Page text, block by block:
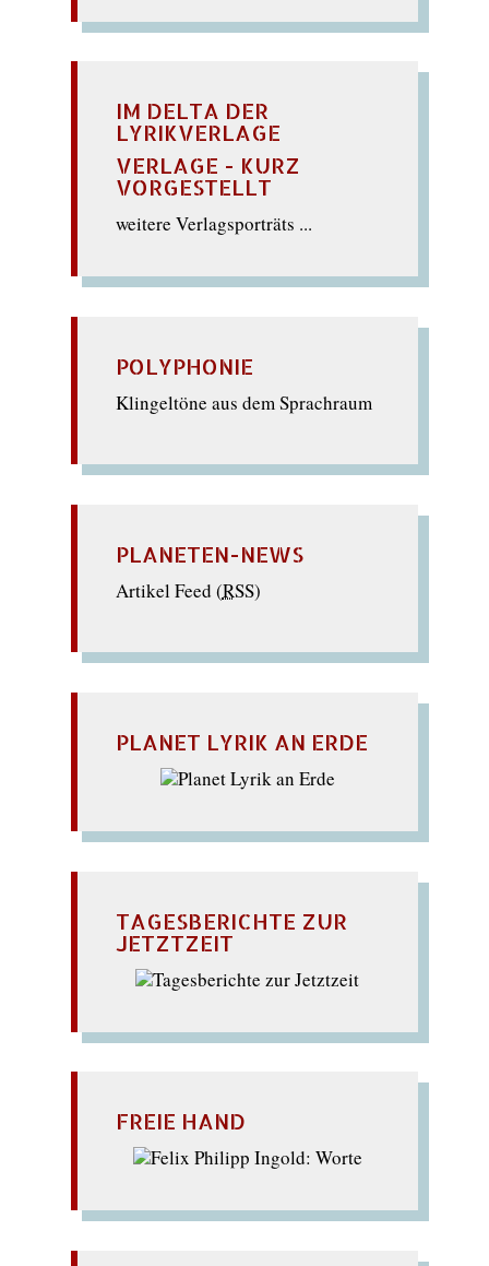
IM DELTA DER
LYRIKVERLAGE
VERLAGE - KURZ
VORGESTELLT
weitere Verlagsporträts ...
POLYPHONIE
Klingeltöne aus dem Sprachraum
PLANETEN-NEWS
Artikel Feed (RSS)
PLANET LYRIK AN ERDE
TAGESBERICHTE ZUR
JETZTZEIT
FREIE HAND